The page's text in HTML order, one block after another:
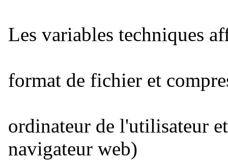
Les variables techniques
format de fichier et
ordinateur de l'utilisateur
navigateur web)